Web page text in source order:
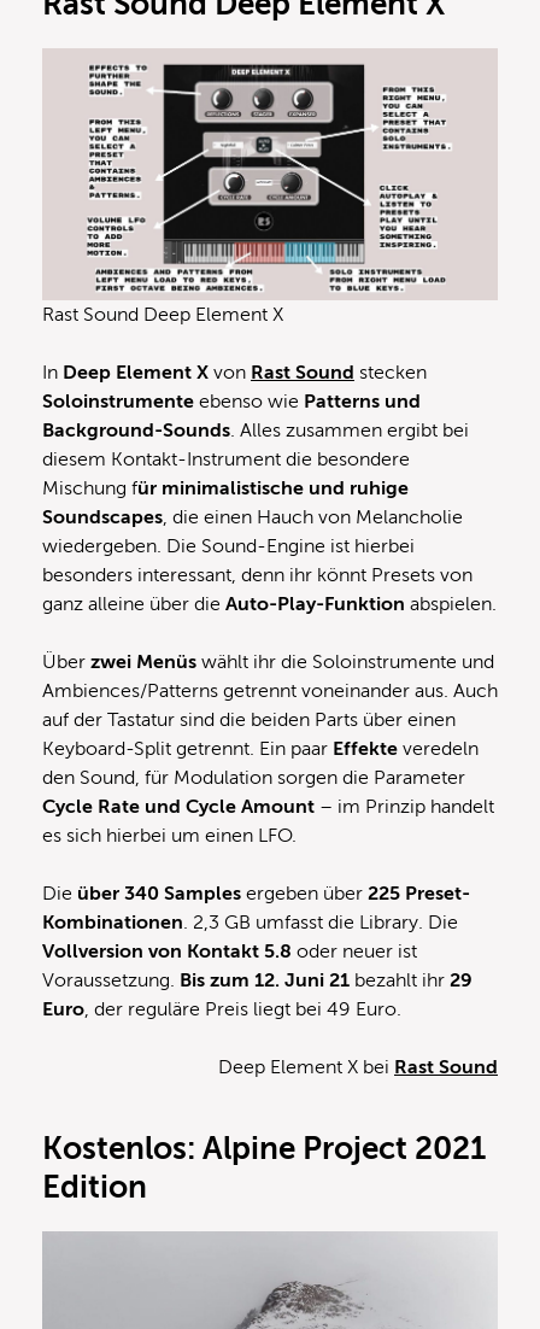
Rast Sound Deep Element X
In Deep Element X von Rast Sound stecken
Soloinstrumente ebenso wie Patterns und
Background-Sounds. Alles zusammen ergibt bei
diesem Kontakt-Instrument die besondere
Mischung für minimalistische und ruhige
Soundscapes, die einen Hauch von Melancholie
wiedergeben. Die Sound-Engine ist hierbei
besonders interessant, denn ihr könnt Presets von
ganz alleine über die Auto-Play-Funktion abspielen.
Über zwei Menüs wählt ihr die Soloinstrumente und
Ambiences/Patterns getrennt voneinander aus. Auch
auf der Tastatur sind die beiden Parts über einen
Keyboard-Split getrennt. Ein paar Effekte veredeln
den Sound, für Modulation sorgen die Parameter
Cycle Rate und Cycle Amount – im Prinzip handelt
es sich hierbei um einen LFO.
Die über 340 Samples ergeben über 225 Preset-
Kombinationen. 2,3 GB umfasst die Library. Die
Vollversion von Kontakt 5.8 oder neuer ist
Voraussetzung. Bis zum 12. Juni 21 bezahlt ihr 29
Euro, der reguläre Preis liegt bei 49 Euro.
Deep Element X bei Rast Sound
Kostenlos: Alpine Project 2021
Edition